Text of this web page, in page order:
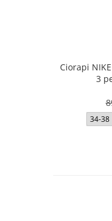
Ciorapi
3
34-38